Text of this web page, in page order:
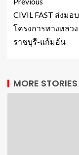
CIVIL FAST ส่งมอบ
โครงการทางหลวง
ราชบุรี-แก้มอ้น
MORE STORIES